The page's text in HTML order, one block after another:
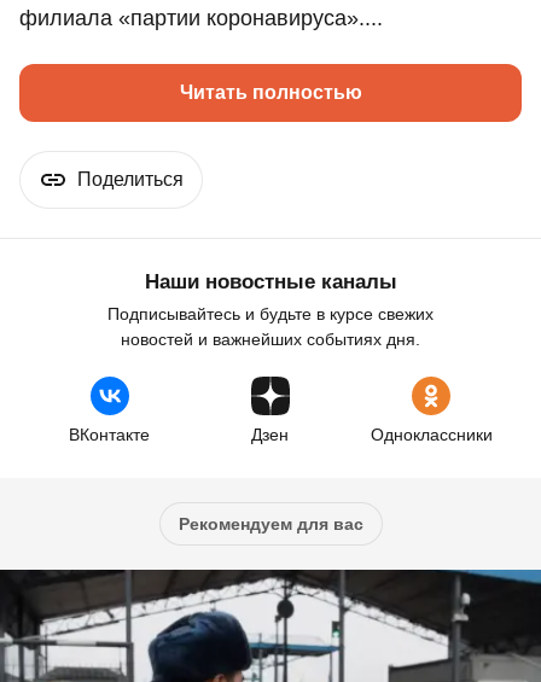
филиала «партии коронавируса»....
Читать полностью
Поделиться
Наши новостные каналы
Подписывайтесь и будьте в курсе свежих
новостей и важнейших событиях дня.
ВКонтакте Дзен Одноклассники
Рекомендуем для вас